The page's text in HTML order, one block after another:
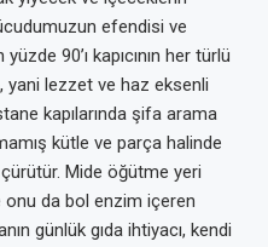
efendisi ve
90’ı kapıcının her türlü
yani lezzet ve haz eksenli
kapılarında şifa arama
kütle ve parça halinde
Mide öğütme yeri
onu da bol enzim içeren
günlük gıda ihtiyacı, kendi